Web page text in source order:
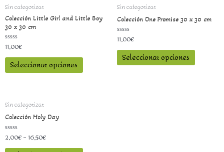
Sin categorizar
Colección Little Girl and Little Boy
30 x 30 cm
Valorado
con
0
11,00€
Seleccionar opciones
Sin categorizar
Colección One Promise 30 x 30 cm
Valorado
con
0
11,00€
Seleccionar opciones
Sin categorizar
Colección Holy Day
Valorado
con
0
2,00€–16,50€